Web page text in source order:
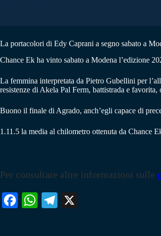
La portacolori di Edy Caprani a segno sabato a
Chance Ek ha vinto sabato a Modena l’edizione
La femmina interpretata da Pietro Gubellini per
resistenze di Akela Pal Ferm, battistrada e
Buono il finale di Agrado, anch’egli capace di
1.11.5 la media al chilometro ottenuta da Chance
Per consultare altre informazioni sulle
Fa W
Te